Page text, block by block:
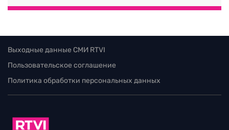
Выходные данные СМИ RTVI
Пользовательское соглашение
Политика обработки персональных данных